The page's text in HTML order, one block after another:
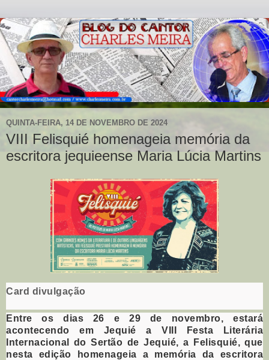
QUINTA-FEIRA, 14 DE NOVEMBRO DE 2024
VIII Felisquié homenageia memória da
escritora jequieense Maria Lúcia Martins
Card divulgação
Entre os dias 26 e 29 de novembro, estará
acontecendo em Jequié a VIII Festa Literária
Internacional do Sertão de Jequié, a Felisquié, que
nesta edição homenageia a memória da escritora